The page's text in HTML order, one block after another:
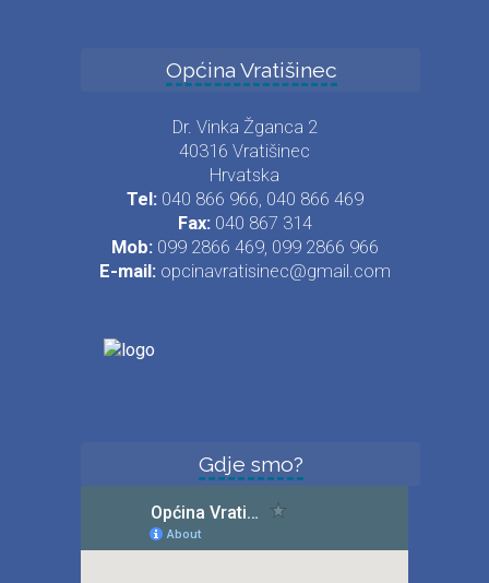
Općina Vratišinec
Dr. Vinka Žganca 2
40316 Vratišinec
Hrvatska
Tel: 040 866 966, 040 866 469
Fax: 040 867 314
Mob: 099 2866 469, 099 2866 966
E-mail: opcinavratisinec@gmail.com
Gdje smo?